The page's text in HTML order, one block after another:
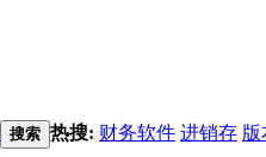
搜索 热搜: 财务软件 进销存 版